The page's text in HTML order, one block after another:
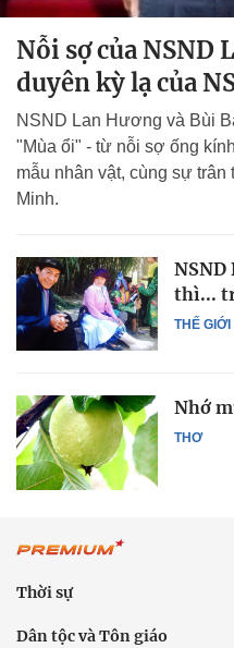
Nỗi sợ của NSND
duyên kỳ lạ của
NSND Lan Hương và Bùi
"Mùa ổi" - từ nỗi sợ ống
mẫu nhân vật, cùng sự
Minh.
THẾ GIỚI
thì...
THƠ
Nhớ
Thời sự
Dân tộc và Tôn giáo